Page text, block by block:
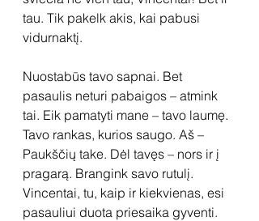
tau. Tik pakelk akis, kai pabusi
vidurnaktį.
Nuostabūs tavo sapnai. Bet
pasaulis neturi pabaigos – atmink
tai. Eik pamatyti mane – tavo laumę.
Tavo rankas, kurios saugo. Aš –
Paukščių take. Dėl tavęs – nors ir į
pragarą. Brangink savo rutulį.
Vincentai, tu, kaip ir kiekvienas, esi
pasauliui duota priesaika gyventi.